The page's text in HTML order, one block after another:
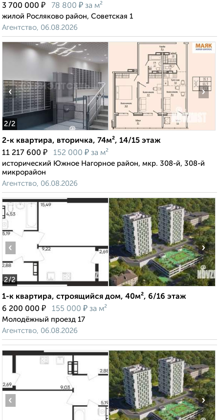
3 700 000 ₽ 78 800 ₽ за м²
жилой Росляково район, Советская 1
Агентство, 06.08.2026
2/2
‹ ›
2-к квартира, вторичка, 74м², 14/15 этаж
11 217 600 ₽ 152 000 ₽ за м²
исторический Южное Нагорное район, мкр. 308-й, 308-й
микрорайон
Агентство, 06.08.2026
2/2
‹ ›
1-к квартира, строящийся дом, 40м², 6/16 этаж
6 200 000 ₽ 155 000 ₽ за м²
Молодёжный проезд 17
Агентство, 06.08.2026
‹ ›